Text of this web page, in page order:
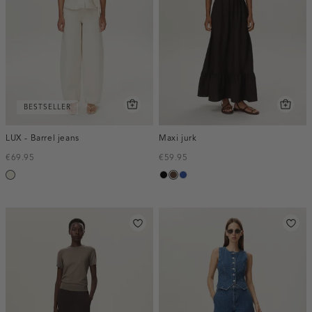
BESTSELLER
LUX - Barrel jeans
€69.95
ecru
Maxi jurk
€59.95
zwart
donkerbruin
kobaltblauw